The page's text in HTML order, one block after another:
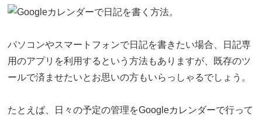
パソコンやスマートフォンで日記を書きたい場合、日記専
用のアプリを利用するという方法もありますが、既存のツ
ールで済ませたいとお思いの方もいらっしゃるでしょう。
たとえば、日々の予定の管理をGoogleカレンダーで行って